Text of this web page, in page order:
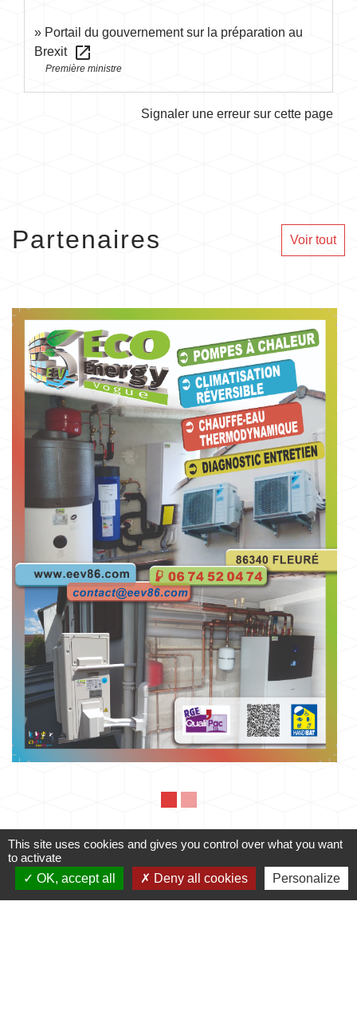
Portail du gouvernement sur la préparation au
Brexit open_in_new
Première ministre
Signaler une erreur sur cette page
Partenaires Voir tout
Mairie
This site uses cookies and gives you control over what you want
to activate
OK, accept all
Deny all cookies Personalize